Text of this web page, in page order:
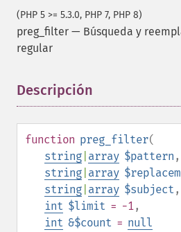
(PHP 5 >= 5.3.0, PHP 7, PHP 8)
preg_filter — Búsqueda y
regular
Descripción
function preg_filter(
string array $pattern ,
string array
string array $subject ,
int $limit = -1,
int &$count = null